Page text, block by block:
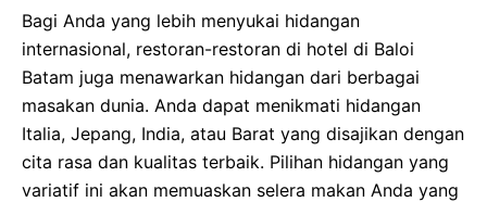
Bagi Anda yang lebih menyukai hidangan
internasional, restoran-restoran di hotel di Baloi
Batam juga menawarkan hidangan dari berbagai
masakan dunia. Anda dapat menikmati hidangan
Italia, Jepang, India, atau Barat yang disajikan dengan
cita rasa dan kualitas terbaik. Pilihan hidangan yang
variatif ini akan memuaskan selera makan Anda yang